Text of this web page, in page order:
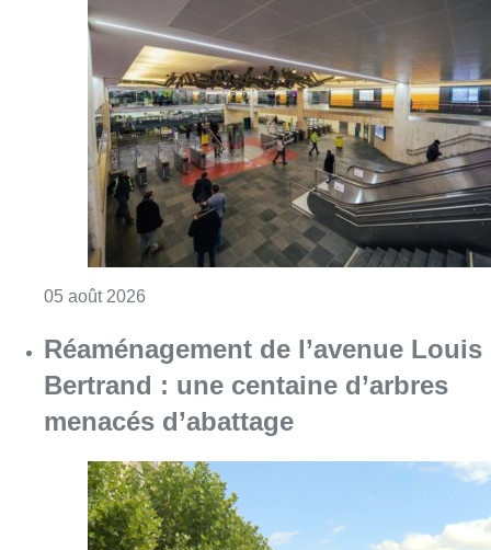
05 août 2026
Réaménagement de l’avenue Louis
Bertrand : une centaine d’arbres
menacés d’abattage